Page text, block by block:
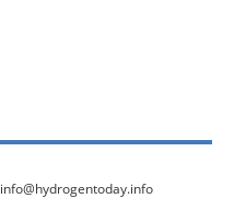
info@hydrogentoday.info